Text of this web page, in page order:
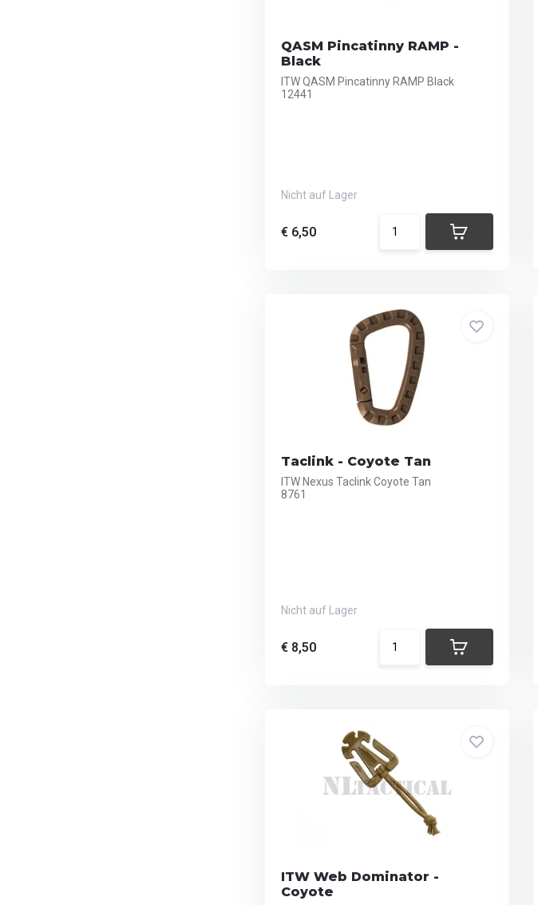
QASM Pincatinny RAMP -
Black
ITW QASM Pincatinny RAMP Black
12441
Nicht auf Lager
€ 6,50
Taclink - Coyote Tan
ITW Nexus Taclink Coyote Tan
8761
Nicht auf Lager
€ 8,50
ITW Web Dominator -
Coyote